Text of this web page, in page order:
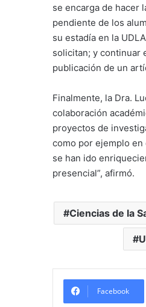
se encarga de hacer
pendiente de los
su estadía en la
solicitan; y continuar
publicación de un
Finalmente, la Dra.
colaboración
proyectos de
como por ejemplo en
se han ido
presencial”, afirmó.
Ciencias de la
Facebook